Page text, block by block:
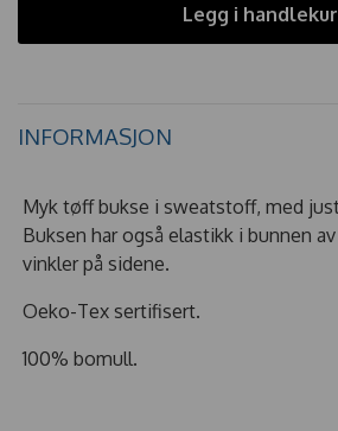
Legg i
INFORMASJON
Myk tøff bukse i sweatstoff, med
Buksen har også elastikk i bunnen
vinkler på sidene.
Oeko-Tex sertifisert.
100% bomull.